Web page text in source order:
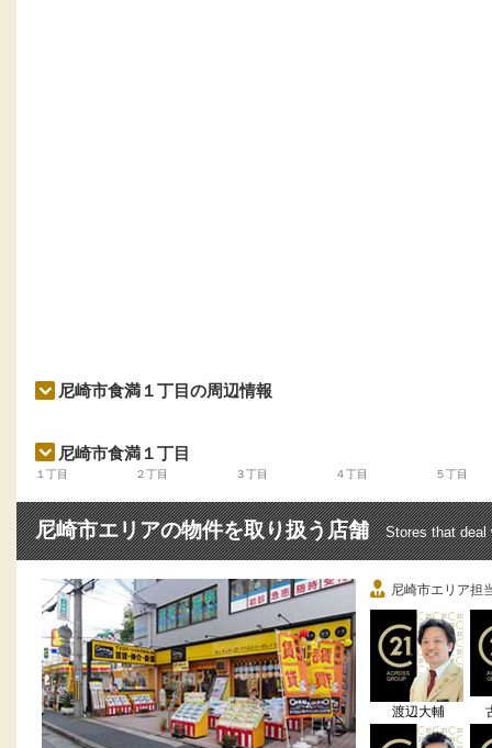
尼崎市食満１丁目の周辺情報
尼崎市食満１丁目
１丁目 ２丁目 ３丁目 ４丁目 ５丁目
尼崎市エリアの物件を取り扱う店舗 Stores that deal
尼崎市エリア担
渡辺大輔